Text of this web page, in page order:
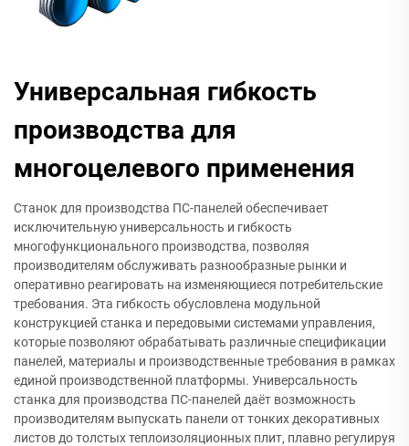
Универсальная гибкость
производства для
многоцелевого применения
Станок для производства ПС-панелей обеспечивает
исключительную универсальность и гибкость
многофункционального производства, позволяя
производителям обслуживать разнообразные рынки и
оперативно реагировать на изменяющиеся потребительские
требования. Эта гибкость обусловлена модульной
конструкцией станка и передовыми системами управления,
которые позволяют обрабатывать различные спецификации
панелей, материалы и производственные требования в рамках
единой производственной платформы. Универсальность
станка для производства ПС-панелей даёт возможность
производителям выпускать панели от тонких декоративных
листов до толстых теплоизоляционных плит, плавно регулируя